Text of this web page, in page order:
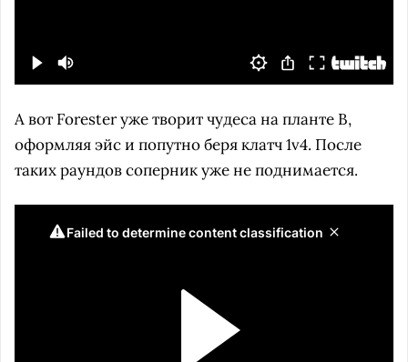
А вот Forester уже творит чудеса на планте B,
оформляя эйс и попутно беря клатч 1v4. После
таких раундов соперник уже не поднимается.